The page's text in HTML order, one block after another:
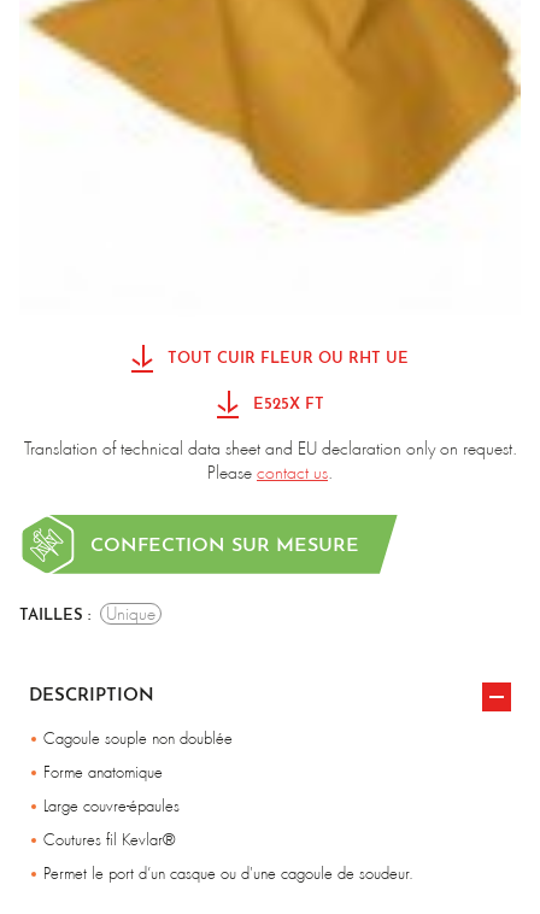
TOUT CUIR FLEUR OU RHT UE
E525X FT
Translation of technical data sheet and EU declaration only on request.
Please contact us.
CONFECTION SUR MESURE
TAILLES : Unique
DESCRIPTION
Cagoule souple non doublée
Forme anatomique
Large couvre-épaules
Coutures fil Kevlar®
Permet le port d’un casque ou d'une cagoule de soudeur.